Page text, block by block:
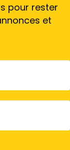
pour rester
et